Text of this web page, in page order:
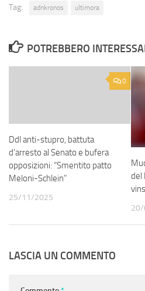
Tag: adnkronos ultimora
POTREBBERO
0
Ddl anti-stupro, battuta
d’arresto al Senato e bufera
opposizioni: “Smentito patto
Meloni-Schlein”
25/11/2025
del
LASCIA UN COMMENTO